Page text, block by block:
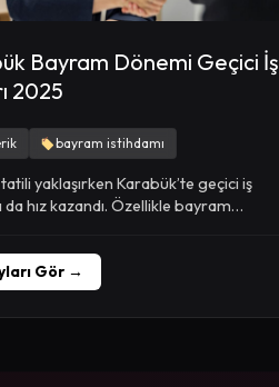
Bayram Dönemi Geçici İş
2025
bayram istihdamı
yaklaşırken Karabük’te geçici iş
da hız kazandı. Özellikle bayram
Gör →